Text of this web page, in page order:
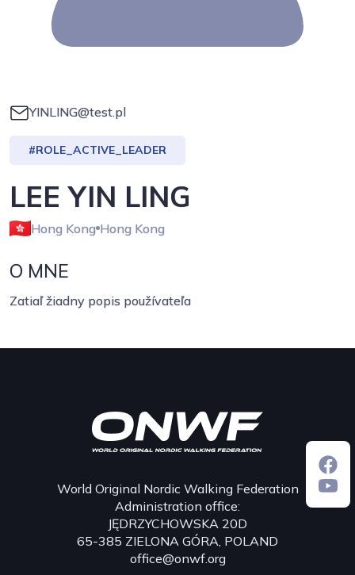
YINLING@test.pl
#ROLE_ACTIVE_LEADER
LEE YIN LING
Hong Kong Hong Kong
O MNE
Zatiaľ žiadny popis používateľa
World Original Nordic Walking Federation
Administration office:
JĘDRZYCHOWSKA 20D
65-385 ZIELONA GÓRA, POLAND
office@onwf.org